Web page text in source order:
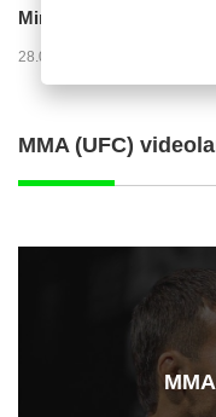
Mirko Yyelichich:
28.07.2026 00:24
MMA (UFC)
ММА